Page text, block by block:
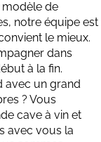
modèle de
notre équipe est
le mieux.
dans
à la fin.
avec un grand
? Vous
cave à vin et
avec vous la